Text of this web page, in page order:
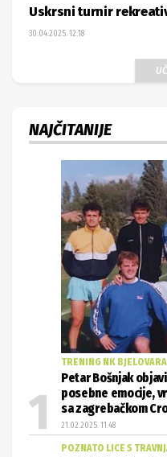
Uskrsni turnir
30.04.2025. 12:18
NAJČITANIJE
TRENING NK BJELOVARA
Petar Bošnjak
posebne emocije,
sa zagrebačkom
21.02.2025. 11:48
POZNATO LICE S